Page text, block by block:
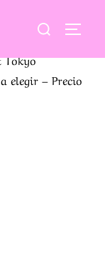
Buscar:
Tokyo
elegir – Precio